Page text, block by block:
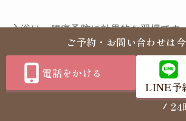
入浴は、腰痛予防に効果的な習慣です
かることで、筋肉の緊張がほぐれ、血
す。
お湯の温度は、38度から40度程度が
ご予約・お問い合わせは
電話をかける
LINE予
24